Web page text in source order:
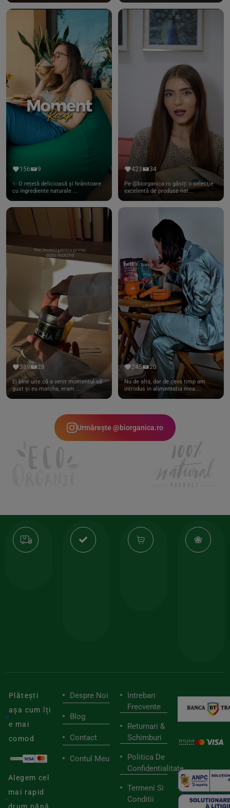
156 9
✨ O rețetă delicioasă și hrănitoare
cu ingrediente naturale ...
423 34
Pe @biorganica.ro găsiți o selecție
excelentă de produse nat...
389 28
Ei bine uite că a venit momentul să
gust și eu matcha, eram ...
245 20
Nu de alta, dar de ceva timp am
introdus in alimentatia mea ...
Urmărește @biorganica.ro
Transport
gratuit
Produse
Plătești
așa cum îți
e mai
comod
Alegem cel
mai rapid
Despre Noi
Blog
Contact
Contul Meu
Intrebari
Frecvente
Returnari &
Schimburi
Politica De
Confidentialitate
Termeni Si
Conditii